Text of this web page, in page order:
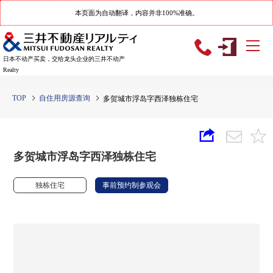
本页面为自动翻译，内容并非100%准确。
日本不动产买卖，交给龙头企业的三井不动产
Realty
TOP 自住用房源查询 多贺城市浮岛字西泽独栋住宅
多贺城市浮岛字西泽独栋住宅
独栋住宅 事前预约制参观会